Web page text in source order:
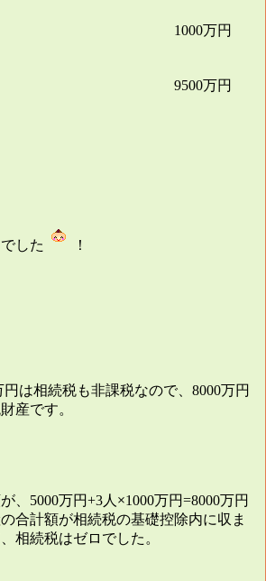
金 1000万円
の合計 9500万円
した ！
円は相続税も非課税なので、 8000万円
産です。
、 5000万円+3人×1000万円=8000万円
合計額が相続税の基礎控除内に収ま
相続税はゼロでした。